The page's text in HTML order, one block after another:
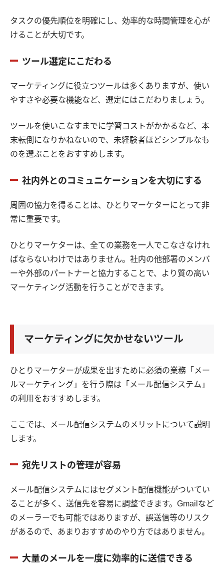
タスクの優先順位を明確にし、効率的な時間管理を心が
けることが大切です。
ツール選定にこだわる
マーケティングに役立つツールは多くありますが、使い
やすさや必要な機能など、選定にはこだわりましょう。
ツールを使いこなすまでに学習コストがかかるなど、本
末転倒になりかねないので、未経験者ほどシンプルなも
のを選ぶことをおすすめします。
社内外とのコミュニケーションを大切にする
周囲の協力を得ることは、ひとりマーケターにとって非
常に重要です。
ひとりマーケターは、全ての業務を一人でこなさなけれ
ばならないわけではありません。社内の他部署のメンバ
ーや外部のパートナーと協力することで、より質の高い
マーケティング活動を行うことができます。
マーケティングに欠かせないツール
ひとりマーケターが成果を出すために必須の業務「メー
ルマーケティング」を行う際は「メール配信システム」
の利用をおすすめします。
ここでは、メール配信システムのメリットについて説明
します。
宛先リストの管理が容易
メール配信システムにはセグメント配信機能がついてい
ることが多く、送信先を容易に調整できます。Gmailなど
のメーラーでも可能ではありますが、誤送信等のリスク
があるので、あまりおすすめのやり方ではありません。
大量のメールを一度に効率的に送信できる